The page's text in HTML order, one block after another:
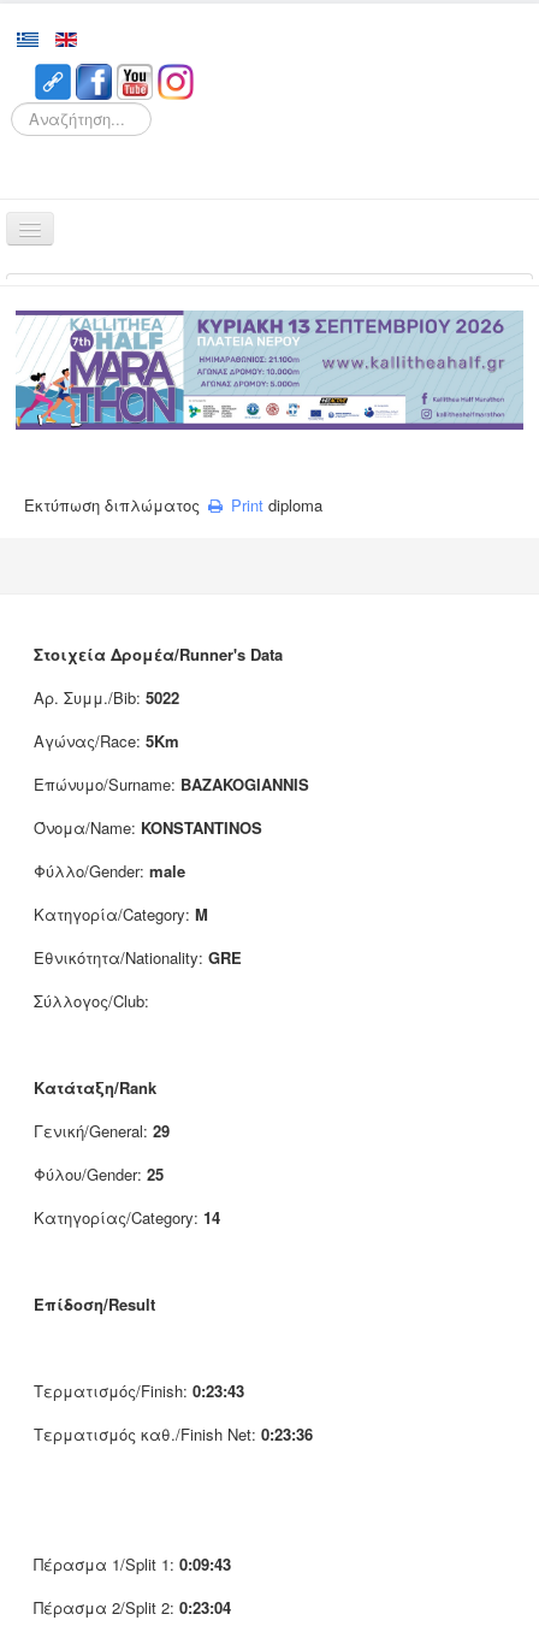
Search
Αγώνες
Διοργάνωση
Εθελοντισμός
Αποτελέσματα
Εκτύπωση διπλώματος Print diploma
Στοιχεία Δρομέα/Runner's Data
Αρ. Συμμ./Bib: 5022
Αγώνας/Race: 5Km
Επώνυμο/Surname: BAZAKOGIANNIS
Όνομα/Name: KONSTANTINOS
Φύλλο/Gender: male
Κατηγορία/Category: M
Εθνικότητα/Nationality: GRE
Σύλλογος/Club:
Κατάταξη/Rank
Γενική/General: 29
Φύλου/Gender: 25
Κατηγορίας/Category: 14
Επίδοση/Result
Τερματισμός/Finish: 0:23:43
Τερματισμός καθ./Finish Net: 0:23:36
Πέρασμα 1/Split 1: 0:09:43
Πέρασμα 2/Split 2: 0:23:04